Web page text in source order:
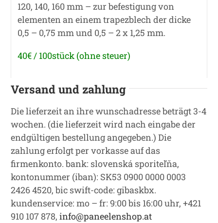
120, 140, 160 mm – zur befestigung von
elementen an einem trapezblech der dicke
0,5 – 0,75 mm und 0,5 – 2 x 1,25 mm.
40€ / 100stück (ohne steuer)
Versand und zahlung
Die lieferzeit an ihre wunschadresse beträgt 3-4
wochen. (die lieferzeit wird nach eingabe der
endgültigen bestellung angegeben.) Die
zahlung erfolgt per vorkasse auf das
firmenkonto. bank: slovenská sporiteľňa,
kontonummer (iban): SK53 0900 0000 0003
2426 4520, bic swift-code: gibaskbx.
kundenservice: mo – fr: 9:00 bis 16:00 uhr, +421
910 107 878,info@paneelenshop.at